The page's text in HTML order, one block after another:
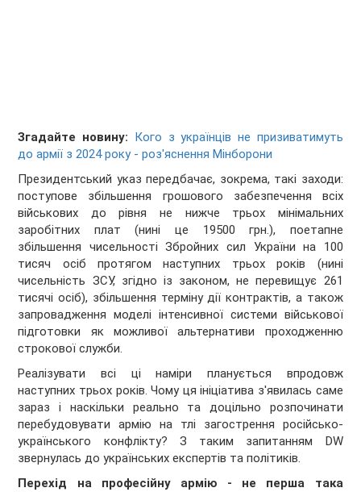
Згадайте новину: Кого з українців не призиватимуть
до армії з 2024 року - роз'яснення Мінборони
Президентський указ передбачає, зокрема, такі заходи:
поступове збільшення грошового забезпечення всіх
військових до рівня не нижче трьох мінімальних
заробітних плат (нині це 19500 грн.), поетапне
збільшення чисельності Збройних сил України на 100
тисяч осіб протягом наступних трьох років (нині
чисельність ЗСУ, згідно із законом, не перевищує 261
тисячі осіб), збільшення терміну дії контрактів, а також
запровадження моделі інтенсивної системи військової
підготовки як можливої альтернативи проходженню
строкової служби.
Реалізувати всі ці наміри планується впродовж
наступних трьох років. Чому ця ініціатива з'явилась саме
зараз і наскільки реально та доцільно розпочинати
перебудовувати армію на тлі загострення російсько-
українського конфлікту? З таким запитанням DW
звернулась до українських експертів та політиків.
Перехід на професійну армію - не перша така